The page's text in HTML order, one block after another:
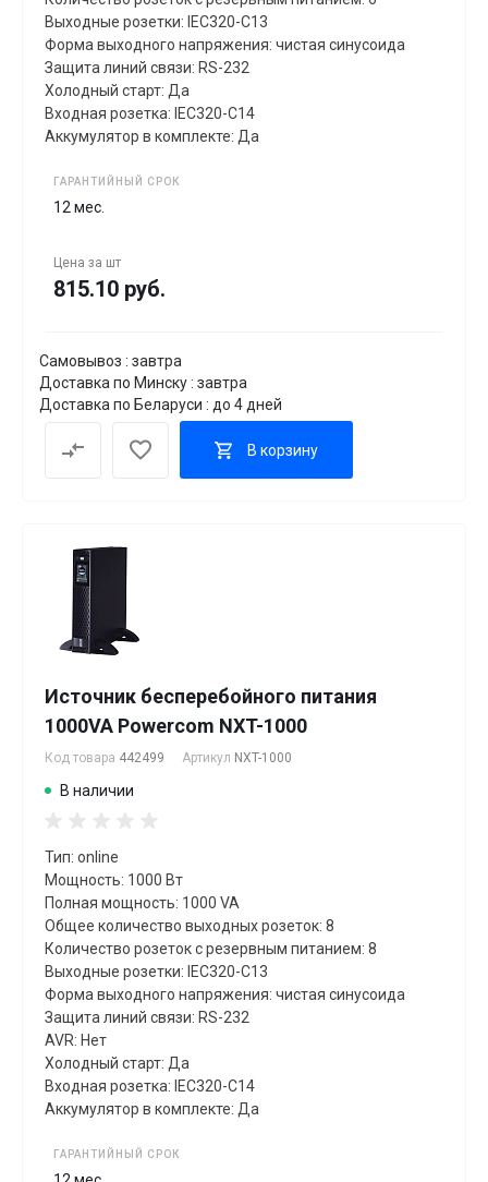
Выходные розетки: IEC320-C13
Форма выходного напряжения: чистая синусоида
Защита линий связи: RS-232
Холодный старт: Да
Входная розетка: IEC320-C14
Аккумулятор в комплекте: Да
ГАРАНТИЙНЫЙ СРОК
12 мес.
Цена за шт
815.10 руб.
Самовывоз : завтра
Доставка по Минску : завтра
Доставка по Беларуси : до 4 дней
В корзину
Источник бесперебойного питания
1000VA Powercom NXT-1000
Код товара 442499 Артикул NXT-1000
В наличии
Тип: online
Мощность: 1000 Вт
Полная мощность: 1000 VA
Общее количество выходных розеток: 8
Количество розеток с резервным питанием: 8
Выходные розетки: IEC320-C13
Форма выходного напряжения: чистая синусоида
Защита линий связи: RS-232
AVR: Нет
Холодный старт: Да
Входная розетка: IEC320-C14
Аккумулятор в комплекте: Да
ГАРАНТИЙНЫЙ СРОК